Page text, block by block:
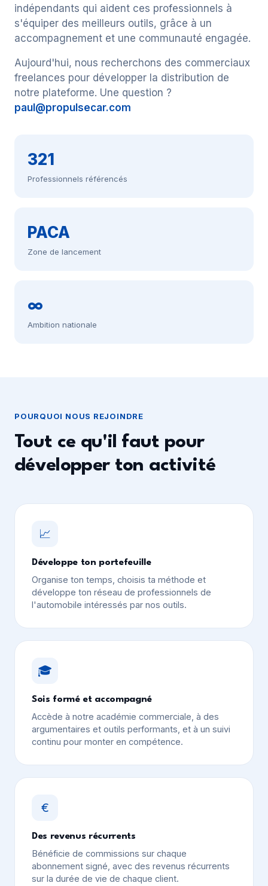
indépendants qui aident ces professionnels à
s'équiper des meilleurs outils, grâce à un
accompagnement et une communauté engagée.
Aujourd'hui, nous recherchons des commerciaux
freelances pour développer la distribution de
notre plateforme. Une question ?
paul@propulsecar.com
321
Professionnels référencés
PACA
Zone de lancement
∞
Ambition nationale
POURQUOI NOUS REJOINDRE
Tout ce qu'il faut pour
développer ton activité
📈
Développe ton portefeuille
Organise ton temps, choisis ta méthode et
développe ton réseau de professionnels de
l'automobile intéressés par nos outils.
🎓
Sois formé et accompagné
Accède à notre académie commerciale, à des
argumentaires et outils performants, et à un suivi
continu pour monter en compétence.
€
Des revenus récurrents
Bénéficie de commissions sur chaque
abonnement signé, avec des revenus récurrents
sur la durée de vie de chaque client.